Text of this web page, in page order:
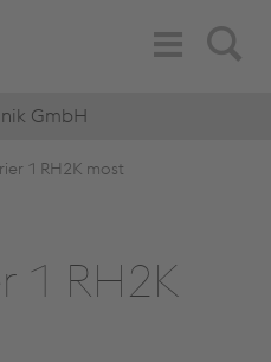
Search
Toggle
Navigation
GmbH
1 RH2K most
1 RH2K